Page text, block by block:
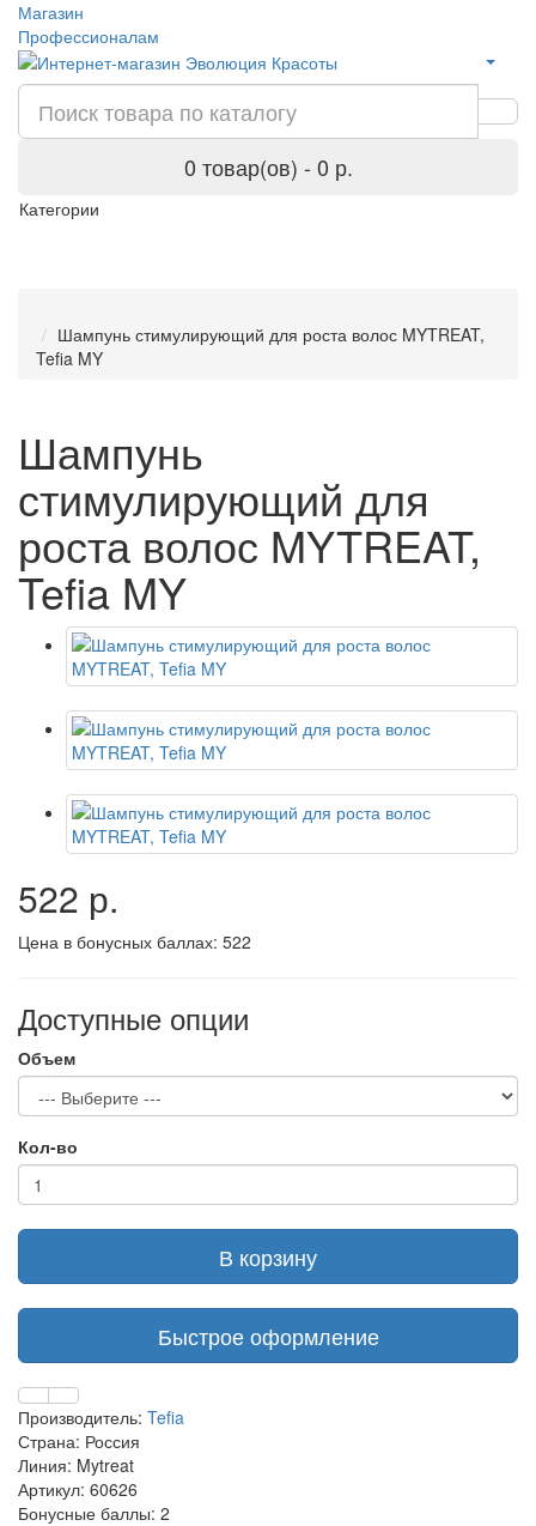
Магазин
Профессионалам
0 товар(ов) - 0 р.
Категории
Шампунь стимулирующий для роста волос MYTREAT,
Tefia MY
Шампунь
стимулирующий для
роста волос MYTREAT,
Tefia MY
522 р.
Цена в бонусных баллах: 522
Доступные опции
Объем
Кол-во
В корзину
Быстрое оформление
Производитель: Tefia
Страна: Россия
Линия: Mytreat
Артикул: 60626
Бонусные баллы: 2